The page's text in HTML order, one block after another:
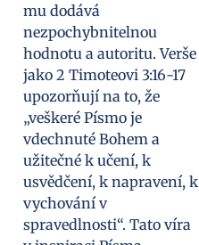
mu dodává
nezpochybnitelnou
hodnotu a autoritu. Verše
jako 2 Timoteovi 3:16-17
upozorňují na to, že
„veškeré Písmo je
vdechnuté Bohem a
užitečné k učení, k
usvědčení, k napravení, k
vychování v
spravedlnosti“. Tato víra